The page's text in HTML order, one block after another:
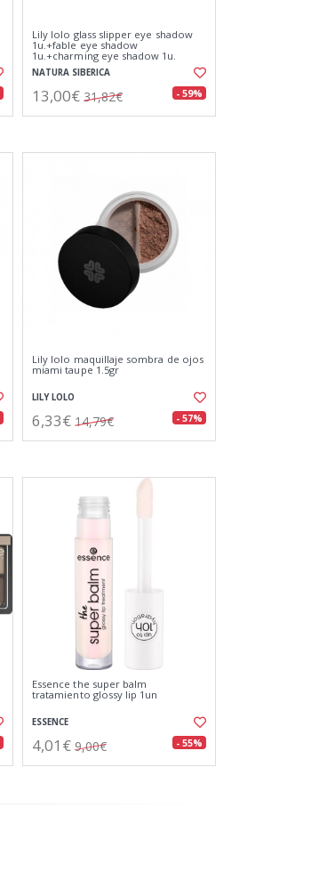
Lily lolo glass slipper eye shadow
1u.+fable eye shadow
1u.+charming eye shadow 1u.
NATURA SIBERICA
13,00€ 31,82€ - 59%
Lily lolo maquillaje sombra de ojos
miami taupe 1.5gr
LILY LOLO
6,33€ 14,79€ - 57%
Essence the super balm
tratamiento glossy lip 1un
ESSENCE
4,01€ 9,00€ - 55%